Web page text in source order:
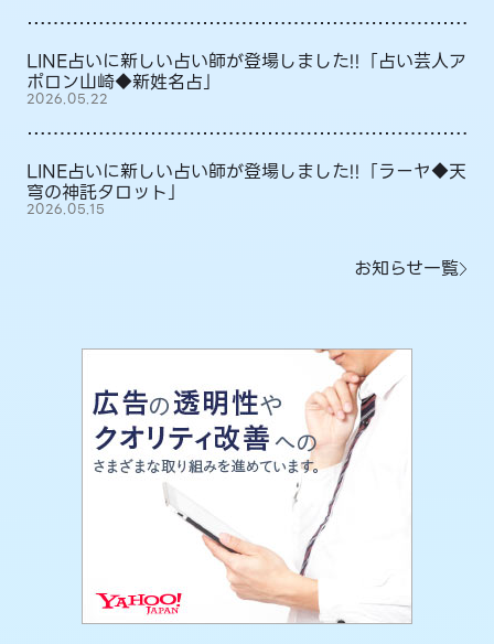
LINE占いに新しい占い師が登場しました!!「占い芸人ア
ポロン山崎◆新姓名占」
2026.05.22
LINE占いに新しい占い師が登場しました!!「ラーヤ◆天
穹の神託タロット」
2026.05.15
お知らせ一覧